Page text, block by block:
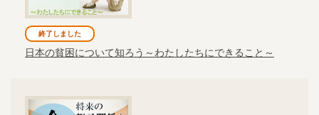
日本の貧困について知ろう～わたしたちにできること～
終了しました